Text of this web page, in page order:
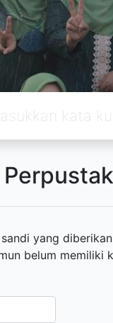
yang
belum memiliki